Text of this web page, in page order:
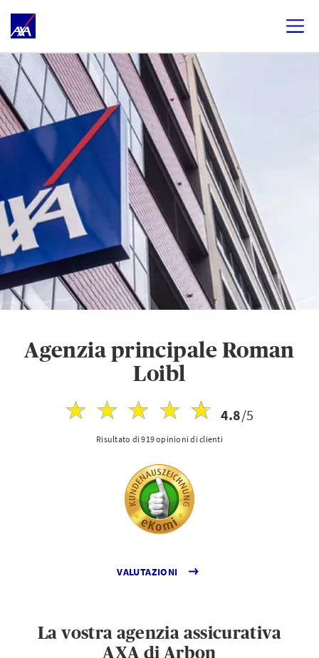
Agenzia principale Roman
Loibl
4.8/5
Risultato di 919 opinioni di clienti
VALUTAZIONI
La vostra agenzia assicurativa
AXA di Arbon